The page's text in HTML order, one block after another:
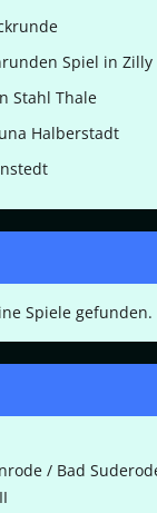
Spiel in Zilly
Stahl Thale
Halberstadt
Spiele gefunden.
/ Bad